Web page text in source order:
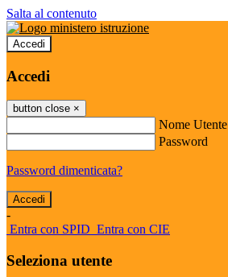
Salta al contenuto
Accedi
Accedi
button close ×
Nome Utente
Password
Password dimenticata?
-
Entra con SPID Entra con CIE
Seleziona utente